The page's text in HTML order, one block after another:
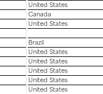
United States
Canada
United States
Brazil
United States
United States
United States
United States
United States